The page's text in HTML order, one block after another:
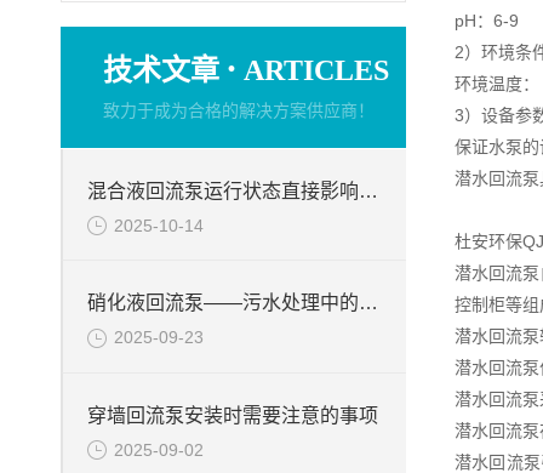
技术文章 · ARTICLES
致力于成为合格的解决方案供应商！
混合液回流泵运行状态直接影响整个工艺流程的稳定性与效率
2025-10-14
硝化液回流泵——污水处理中的关键角色
2025-09-23
穿墙回流泵安装时需要注意的事项
2025-09-02
pH：6-9
2）环境条
环境温度
3）设备参
保证水泵
潜水回流
杜安环保
潜水回流
控制柜等组
潜水回流
潜水回流
潜水回流
潜水回流
潜水回流